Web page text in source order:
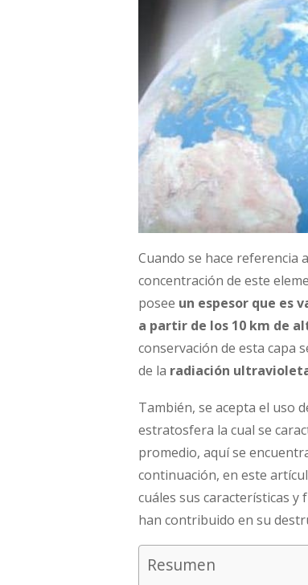
Cuando se hace referencia
concentración de este
posee un espesor que es
a partir de los 10 km de
conservación de esta capa
de la radiación
También, se acepta el uso
estratosfera la cual se
promedio, aquí se
continuación, en este
cuáles sus características y
han contribuido en su
Resumen